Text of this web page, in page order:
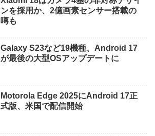
ンを採用か、2億画素センサー搭載の
噂も
Galaxy S23など19機種、Android 17
が最後の大型OSアップデートに
Motorola Edge 2025にAndroid 17正
式版、米国で配信開始